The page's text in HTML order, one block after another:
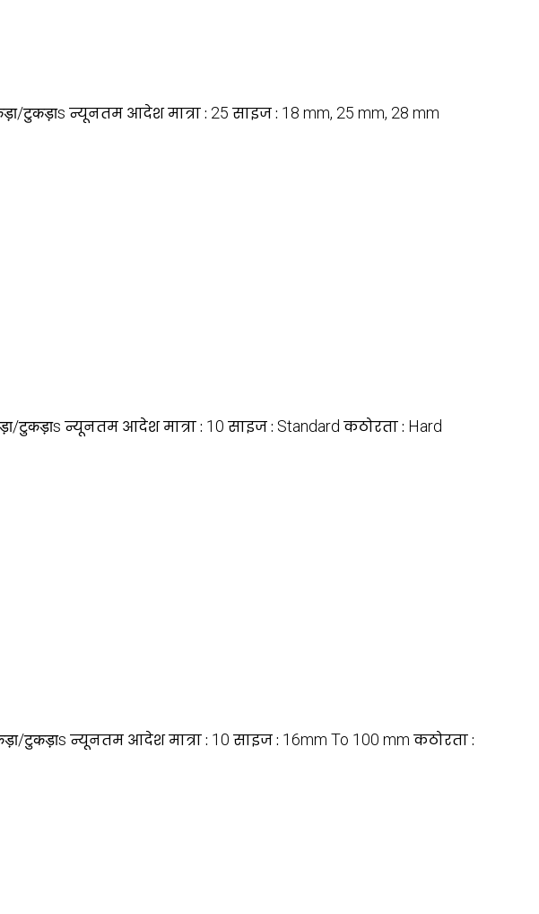
टुकड़ाs न्यूनतम आदेश मात्रा : 25 साइज : 18 mm, 25 mm, 28 mm
टुकड़ाs न्यूनतम आदेश मात्रा : 10 साइज : Standard कठोरता : Hard
टुकड़ाs न्यूनतम आदेश मात्रा : 10 साइज : 16mm To 100 mm कठोरता :